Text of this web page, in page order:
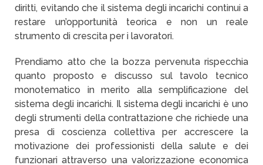
diritti, evitando che il sistema degli incarichi continui a
restare un’opportunità teorica e non un reale
strumento di crescita per i lavoratori.
Prendiamo atto che la bozza pervenuta rispecchia
quanto proposto e discusso sul tavolo tecnico
monotematico in merito alla semplificazione del
sistema degli incarichi. Il sistema degli incarichi è uno
degli strumenti della contrattazione che richiede una
presa di coscienza collettiva per accrescere la
motivazione dei professionisti della salute e dei
funzionari attraverso una valorizzazione economica